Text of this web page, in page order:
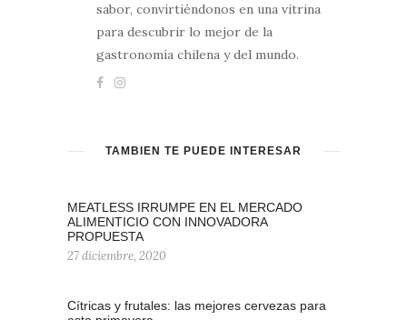
sabor, convirtiéndonos en una vitrina
para descubrir lo mejor de la
gastronomía chilena y del mundo.
TAMBIÉN TE PUEDE INTERESAR
MEATLESS IRRUMPE EN EL MERCADO
ALIMENTICIO CON INNOVADORA
PROPUESTA
27 diciembre, 2020
Cítricas y frutales: las mejores cervezas para